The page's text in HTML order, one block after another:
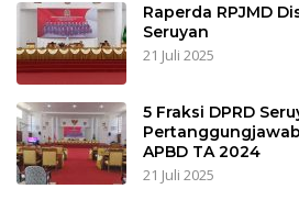
Raperda RPJMD
Seruyan
21 Juli 2025
5 Fraksi DPRD
APBD TA 2024
21 Juli 2025